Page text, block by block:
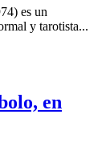
es un
y tarotista...
en